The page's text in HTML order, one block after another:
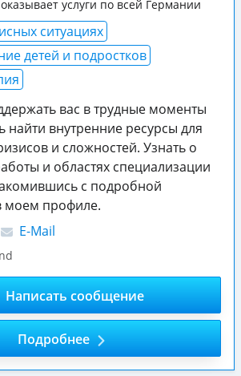
услуги по всей Германии
ситуациях
детей и подростков
вас в трудные моменты
внутренние ресурсы для
и сложностей. Узнать о
и областях специализации
с подробной
моем профиле.
E-Mail
Написать сообщение
Подробнее